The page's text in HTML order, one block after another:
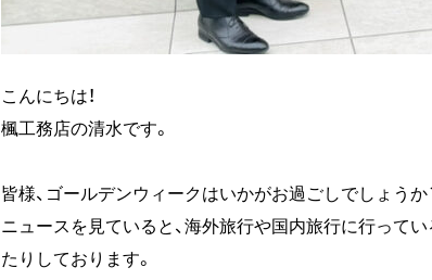
こんにちは！
楓工務店の清水です。
皆様、ゴールデンウィークはいかがお過ごしでしょうか
ニュースを見ていると、海外旅行や国内旅行に行って
たりしております。